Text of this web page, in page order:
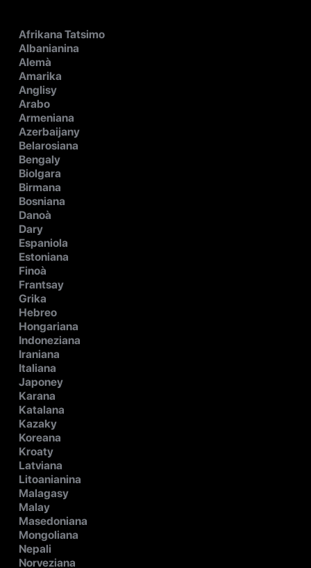
Afrikana Tatsimo
Albanianina
Alemà
Amarika
Anglisy
Arabo
Armeniana
Azerbaijany
Belarosiana
Bengaly
Biolgara
Birmana
Bosniana
Danoà
Dary
Espaniola
Estoniana
Finoà
Frantsay
Grika
Hebreo
Hongariana
Indoneziana
Iraniana
Italiana
Japoney
Karana
Katalana
Kazaky
Koreana
Kroaty
Latviana
Litoanianina
Malagasy
Malay
Masedoniana
Mongoliana
Nepali
Norveziana